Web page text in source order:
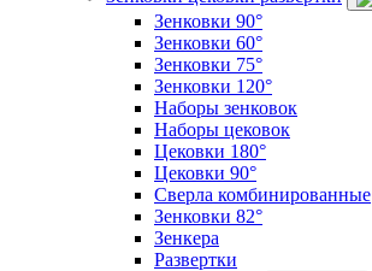
Зенковки 90°
Зенковки 60°
Зенковки 75°
Зенковки 120°
Наборы зенковок
Наборы цековок
Цековки 180°
Цековки 90°
Сверла комбинированные
Зенковки 82°
Зенкера
Развертки